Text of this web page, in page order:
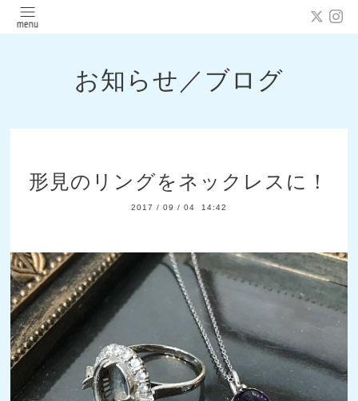
お知らせ／ブログ
形見のリングをネックレスに！
2017 / 09 / 04 14:42